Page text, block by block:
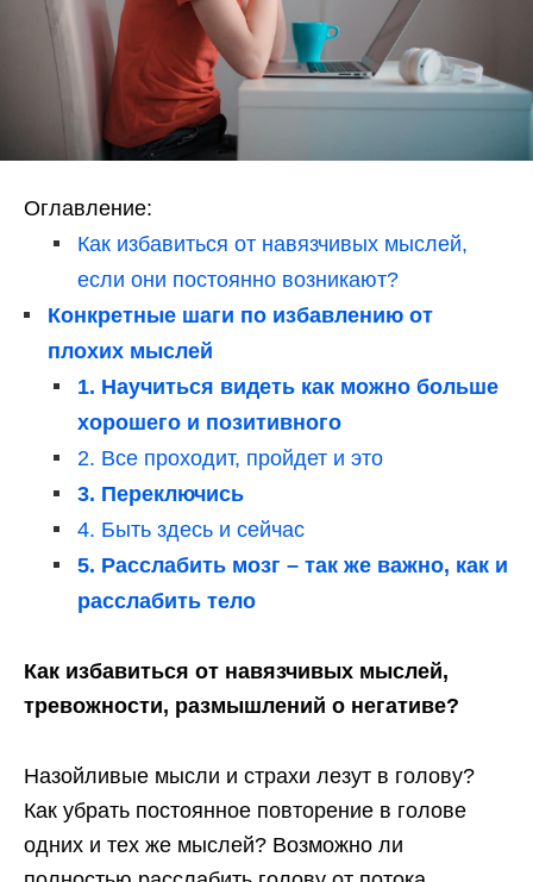
Оглавление:
Как избавиться от навязчивых мыслей,
если они постоянно возникают?
Конкретные шаги по избавлению от
плохих мыслей
1. Научиться видеть как можно больше
хорошего и позитивного
2. Все проходит, пройдет и это
3. Переключись
4. Быть здесь и сейчас
5. Расслабить мозг – так же важно, как и
расслабить тело
Как избавиться от навязчивых мыслей,
тревожности, размышлений о негативе?
Назойливые мысли и страхи лезут в голову?
Как убрать постоянное повторение в голове
одних и тех же мыслей? Возможно ли